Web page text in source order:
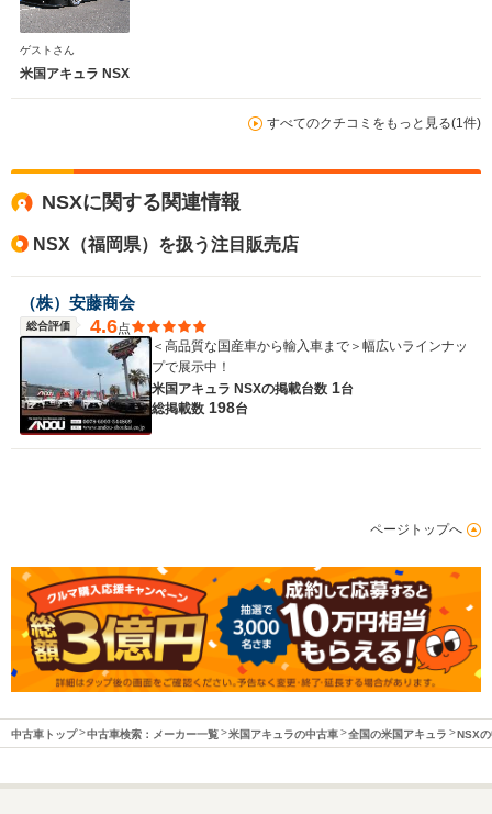
WLTCモード
燃費
駆動方式 4WD
3500cc
4WD
2500～
FF
ゲストさん
米国アキュラ NSX
すべてのクチコミをもっと見る(1件)
NSXに関する関連情報
NSX（福岡県）を扱う注目販売店
（株）安藤商会
総合評価 4.6点
＜高品質な国産車から輸入車まで＞幅広いラインナッ
プで展示中！
米国アキュラ NSXの掲載台数 1台
総掲載数 198台
ページトップへ
中古車トップ 中古車検索：メーカー一覧 米国アキュラの中古車 全国の米国アキュラ NSX